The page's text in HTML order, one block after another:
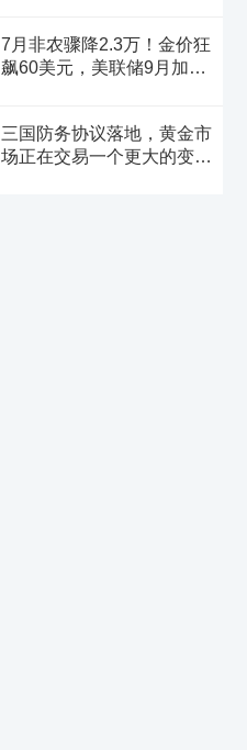
7月非农骤降2.3万！金价狂
飙60美元，美联储9月加息
三国防务协议落地，黄金市
场正在交易一个更大的变